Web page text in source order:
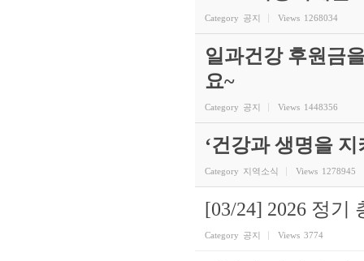
Category 공지 Views 1268034
일과건강 후원금
요~
Category 공지 Views 1448356
‘건강과 생명을
Category 지역소식 Views 1278945
[03/24] 2026 정기
Category 공지 Views 3774